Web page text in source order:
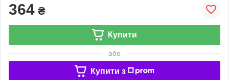
364 ₴
Купити
або
Купити з